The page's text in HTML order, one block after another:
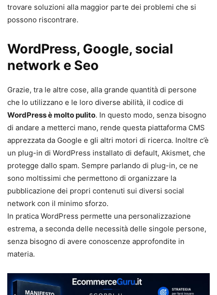
trovare soluzioni alla maggior parte dei problemi che si
possono riscontrare.
WordPress, Google, social
network e Seo
Grazie, tra le altre cose, alla grande quantità di persone
che lo utilizzano e le loro diverse abilità, il codice di
WordPress è molto pulito. In questo modo, senza bisogno
di andare a metterci mano, rende questa piattaforma CMS
apprezzata da Google e gli altri motori di ricerca. Inoltre c’è
un plug-in di WordPress installato di default, Akismet, che
protegge dallo spam. Sempre parlando di plug-in, ce ne
sono moltissimi che permettono di organizzare la
pubblicazione dei propri contenuti sui diversi social
network con il minimo sforzo.
In pratica WordPress permette una personalizzazione
estrema, a seconda delle necessità delle singole persone,
senza bisogno di avere conoscenze approfondite in
materia.